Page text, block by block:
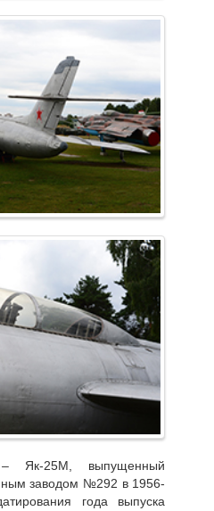
Як-25М, выпущенный
заводом №292 в 1956-
года выпуска